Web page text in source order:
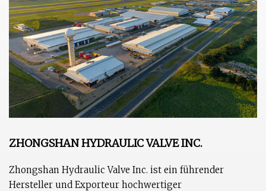
ZHONGSHAN HYDRAULIC VALVE INC.
Zhongshan Hydraulic Valve Inc. ist ein führender
Hersteller und Exporteur hochwertiger